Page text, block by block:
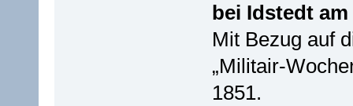
bei Idstedt am
Mit Bezug auf
„Militair-
1851.